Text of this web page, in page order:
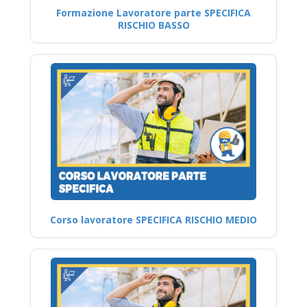
Formazione Lavoratore parte SPECIFICA
RISCHIO BASSO
Corso lavoratore SPECIFICA RISCHIO MEDIO